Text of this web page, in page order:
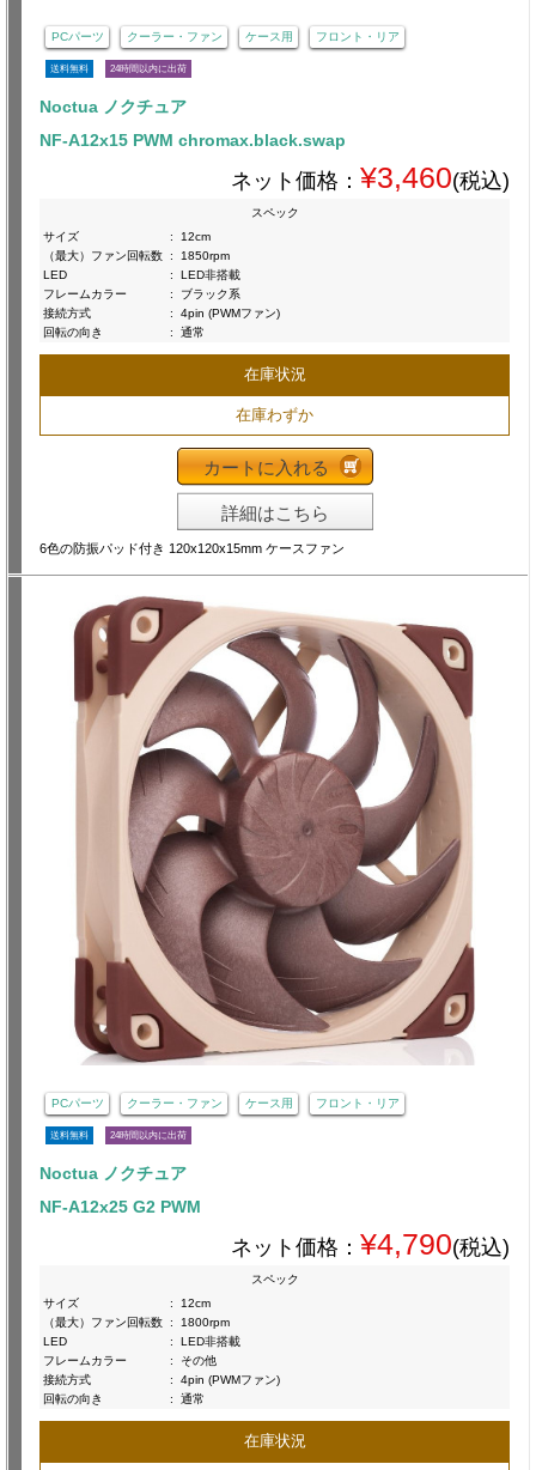
PCパーツ クーラー・ファン ケース用 フロント・リア
送料無料 24時間以内に出荷
Noctua ノクチュア
NF-A12x15 PWM chromax.black.swap
ネット価格： ¥3,460(税込)
スペック
サイズ
:
12cm
（最大）ファン回転数 :
1850rpm
LED
:
LED非搭載
フレームカラー
:
ブラック系
接続方式
:
4pin (PWMファン)
回転の向き
: 通常
在庫状況
在庫わずか
カートに入れる
詳細はこちら
6色の防振パッド付き 120x120x15mm ケースファン
PCパーツ クーラー・ファン ケース用 フロント・リア
送料無料 24時間以内に出荷
Noctua ノクチュア
NF-A12x25 G2 PWM
ネット価格： ¥4,790(税込)
スペック
サイズ
:
12cm
（最大）ファン回転数 :
1800rpm
LED
:
LED非搭載
フレームカラー
:
その他
接続方式
:
4pin (PWMファン)
回転の向き
: 通常
在庫状況